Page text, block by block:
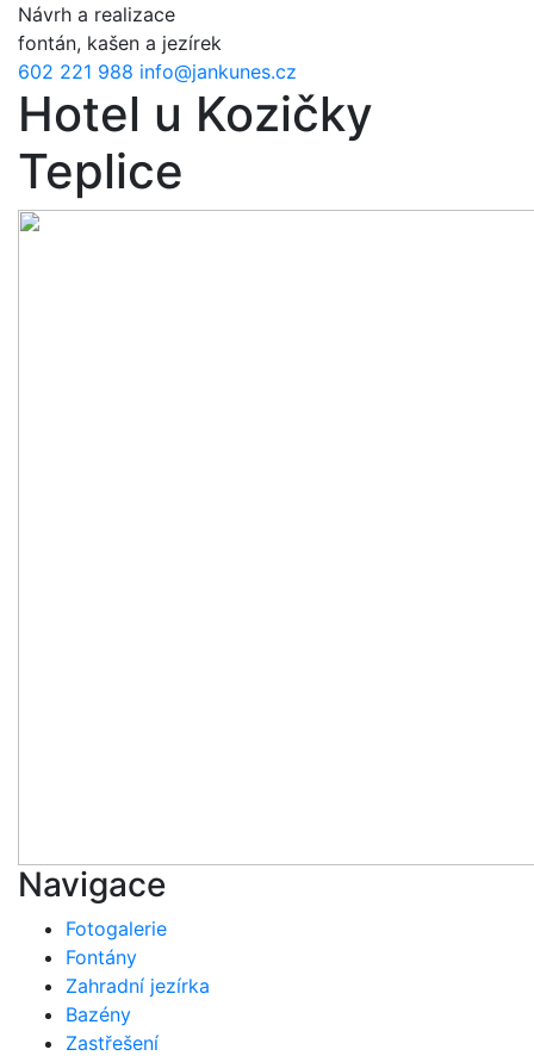
Přejít k hlavnímu obsahu
Návrh a realizace
fontán, kašen a jezírek
602 221 988 info@jankunes.cz
Hotel u Kozičky
Teplice
Navigace
Fotogalerie
Fontány
Zahradní jezírka
Bazény
Zastřešení